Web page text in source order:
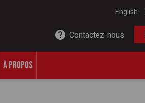
English
Contactez-nous
À PROPOS